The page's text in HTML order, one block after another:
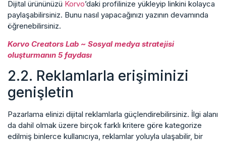
Dijital ürününüzü Korvo’daki profilinize yükleyip linkini kolayca
paylaşabilirsiniz. Bunu nasıl yapacağınızı yazının devamında
öğrenebilirsiniz.
Korvo Creators Lab ~ Sosyal medya stratejisi
oluşturmanın 5 faydası
2.2. Reklamlarla erişiminizi
genişletin
Pazarlama elinizi dijital reklamlarla güçlendirebilirsiniz. İlgi alanı
da dahil olmak üzere birçok farklı kritere göre kategorize
edilmiş binlerce kullanıcıya, reklamlar yoluyla ulaşabilir, bir